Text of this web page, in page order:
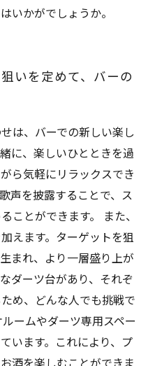
いかがでしょうか。
いを定めて、バーの
は、バーでの新しい楽し
に、楽しいひとときを過
ら気軽にリラックスでき
声を披露することで、ス
ことができます。 また、
えます。ターゲットを狙
まれ、より一層盛り上が
ダーツ台があり、それぞ
め、どんな人でも挑戦で
ームやダーツ専用スペー
います。これにより、プ